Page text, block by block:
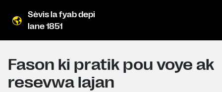
Sèvis la fyab depi
lane 1851
Fason ki pratik pou voye ak
resevwa lajan